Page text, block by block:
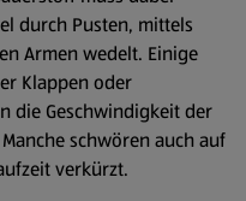
durch Pusten, mittels
Armen wedelt. Einige
Klappen oder
die Geschwindigkeit der
schwören auch auf
verkürzt.